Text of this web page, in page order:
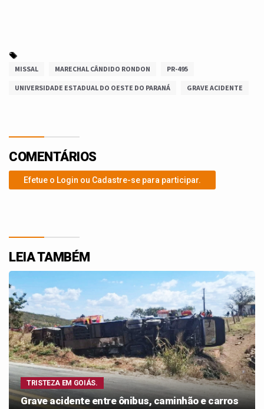
MISSAL MARECHAL CÂNDIDO RONDON PR-495
UNIVERSIDADE ESTADUAL DO OESTE DO PARANÁ GRAVE ACIDENTE
COMENTÁRIOS
Efetue o Login ou Cadastre-se para participar.
LEIA TAMBÉM
TRISTEZA EM GOIÁS.
Grave acidente entre ônibus, caminhão e carros